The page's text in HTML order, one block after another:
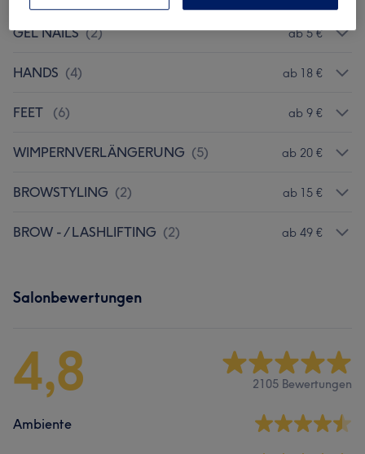
GEL NAILS (2) ab 5 €
HANDS (4) ab 18 €
FEET (6) ab 9 €
WIMPERNVERLÄNGERUNG (5) ab 20 €
BROWSTYLING (2) ab 15 €
BROW - / LASHLIFTING (2) ab 49 €
Salonbewertungen
4,8 2105 Bewertungen
Ambiente